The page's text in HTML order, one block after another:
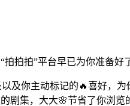
拍拍”平台早已为你准备好
及你主动标记的🔥喜好，
剧集，大大🌸节省了你浏览